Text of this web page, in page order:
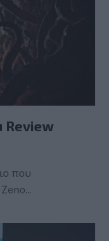
Review
που